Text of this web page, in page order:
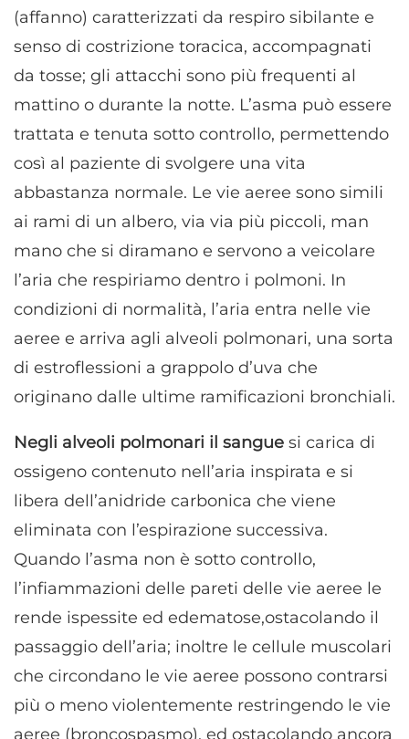
(affanno) caratterizzati da respiro sibilante e
senso di costrizione toracica, accompagnati
da tosse; gli attacchi sono più frequenti al
mattino o durante la notte. L’asma può essere
trattata e tenuta sotto controllo, permettendo
così al paziente di svolgere una vita
abbastanza normale. Le vie aeree sono simili
ai rami di un albero, via via più piccoli, man
mano che si diramano e servono a veicolare
l’aria che respiriamo dentro i polmoni. In
condizioni di normalità, l’aria entra nelle vie
aeree e arriva agli alveoli polmonari, una sorta
di estroflessioni a grappolo d’uva che
originano dalle ultime ramificazioni bronchiali.
Negli alveoli polmonari il sangue si carica di
ossigeno contenuto nell’aria inspirata e si
libera dell’anidride carbonica che viene
eliminata con l’espirazione successiva.
Quando l’asma non è sotto controllo,
l’infiammazioni delle pareti delle vie aeree le
rende ispessite ed edematose,ostacolando il
passaggio dell’aria; inoltre le cellule muscolari
che circondano le vie aeree possono contrarsi
più o meno violentemente restringendo le vie
aeree (broncospasmo), ed ostacolando ancora